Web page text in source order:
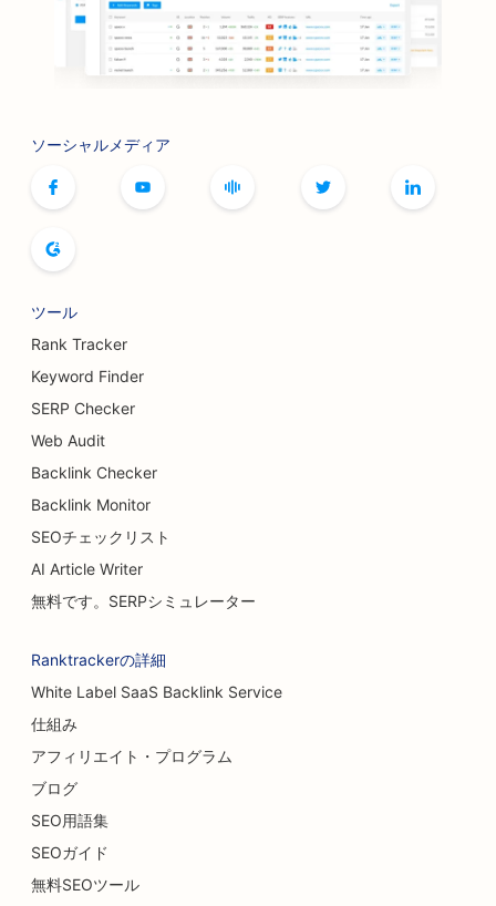
ブティックのためのSEO
ボトックスとフィラーのSEO対策
書店のためのSEO
豊胸手術のSEO
ビュッフェレストランのSEO
ハンバーガー・トラックのSEO
火傷外科医のためのSEO
ケーキショップのためのSEO
カジュアル・ダイニング・レストランのSEO
カーペット・フローリング店向けSEO対策
洗車場のSEO
カイロプラクターのためのSEO
猫カフェのSEO
ケミカルピーリングのSEO
ソーシャルメディア
ツール
Rank Tracker
Keyword Finder
SERP Checker
Web Audit
Backlink Checker
Backlink Monitor
SEOチェックリスト
AI Article Writer
無料です。SERPシミュレーター
Ranktrackerの詳細
White Label SaaS Backlink Service
仕組み
アフィリエイト・プログラム
ブログ
SEO用語集
SEOガイド
無料SEOツール